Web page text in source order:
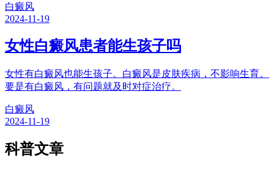
白癜风
2024-11-19
女性白癜风患者能生孩子吗
女性有白癜风也能生孩子。白癜风是皮肤疾病，不影响生育。
要是有白癜风，有问题就及时对症治疗。
白癜风
2024-11-19
科普文章